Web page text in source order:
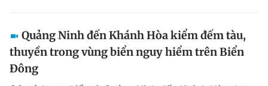
Quảng Ninh đến Khánh Hòa kiểm đếm tàu,
thuyền trong vùng biển nguy hiểm trên Biển
Đông